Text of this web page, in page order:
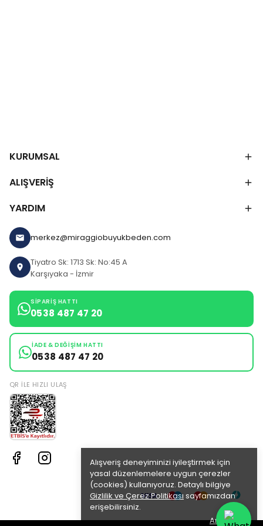
Alışveriş deneyiminizi iyileştirmek için
yasal düzenlemelere uygun çerezler
(cookies) kullanıyoruz. Detaylı bilgiye
Gizlilik ve Çerez Politikası sayfamızdan
erişebilirsiniz.
Anladım
KURUMSAL
ALIŞVERİŞ
YARDIM
merkez@miraggiobuyukbeden.com
Tiyatro Sk: 1713 Sk: No:45 A
Karşıyaka - İzmir
SIPARIŞ HATTI
0538 487 47 20
İADE & DEĞIŞIM HATTI
0538 487 47 20
QR ILE HIZLI ULAŞ